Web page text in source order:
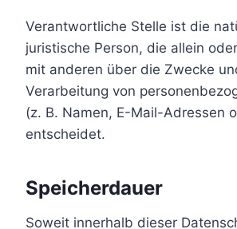
Verantwortliche Stelle ist die
juristische Person, die allein
mit anderen über die Zwecke
Verarbeitung von
(z. B. Namen, E-Mail-Adressen
entscheidet.
Speicherdauer
Soweit innerhalb dieser